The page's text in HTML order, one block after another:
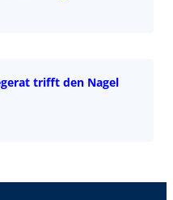
trifft den Nagel